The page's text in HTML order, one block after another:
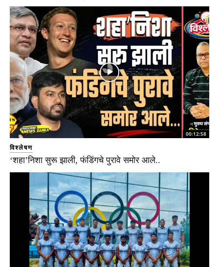
00:12:58
विश्लेषण
‘शहा’निशा सुरू झाली, फंडिंगचे पुरावे समोर आले..